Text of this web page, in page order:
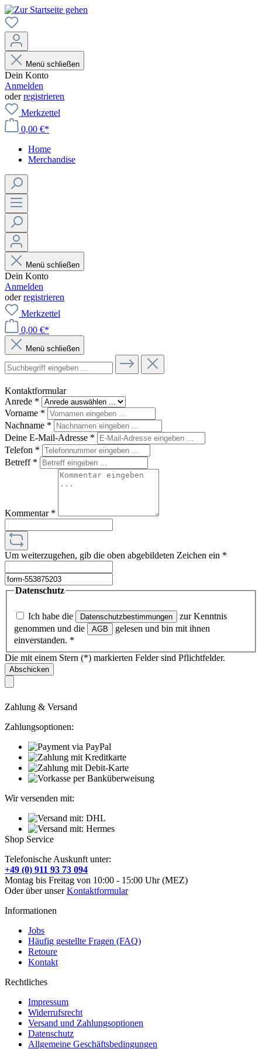
Menü schließen
Dein Konto
Anmelden
oderregistrieren
Merkzettel
0,00 €*
Home
Merchandise
Menü schließen
Dein Konto
Anmelden
oderregistrieren
Merkzettel
0,00 €*
Menü schließen
Kontaktformular
Anrede *
Vorname *
Nachname *
Deine E-Mail-Adresse *
Telefon *
Betreff *
Kommentar *
Um weiterzugehen, gib die oben abgebildeten Zeichen ein *
Datenschutz
Ich habe die Datenschutzbestimmungen
zur Kenntnis
genommen und die
AGB
gelesen und bin mit ihnen
einverstanden. *
Die mit einem Stern (*) markierten Felder sind Pflichtfelder.
Abschicken
Zahlung & Versand
Zahlungsoptionen:
Wir versenden mit:
Shop Service
Telefonische Auskunft unter:
+49 (0) 911 93 73 094
Montag bis Freitag von 10:00 - 15:00 Uhr (MEZ)
Oder über unserKontaktformular
Informationen
Jobs
Häufig gestellte Fragen (FAQ)
Retoure
Kontakt
Rechtliches
Impressum
Widerrufsrecht
Versand und Zahlungsoptionen
Datenschutz
Allgemeine Geschäftsbedingungen